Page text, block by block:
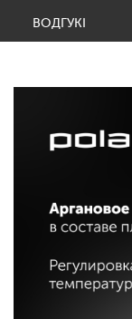
ВОДГУКІ